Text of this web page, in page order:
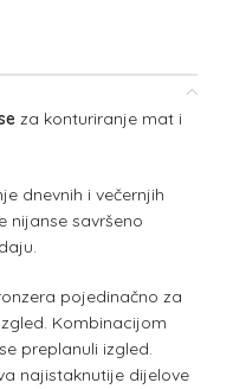
za konturiranje mat i
dnevnih i večernjih
nijanse savršeno
pojedinačno za
Kombinacijom
preplanuli izgled.
najistaknutije dijelove